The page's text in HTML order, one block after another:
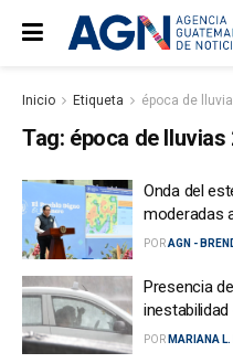
Inicio Etiqueta época de
Tag: época de lluvias
Onda del
moderadas
PORAGN -
Presencia
POR MARIANA